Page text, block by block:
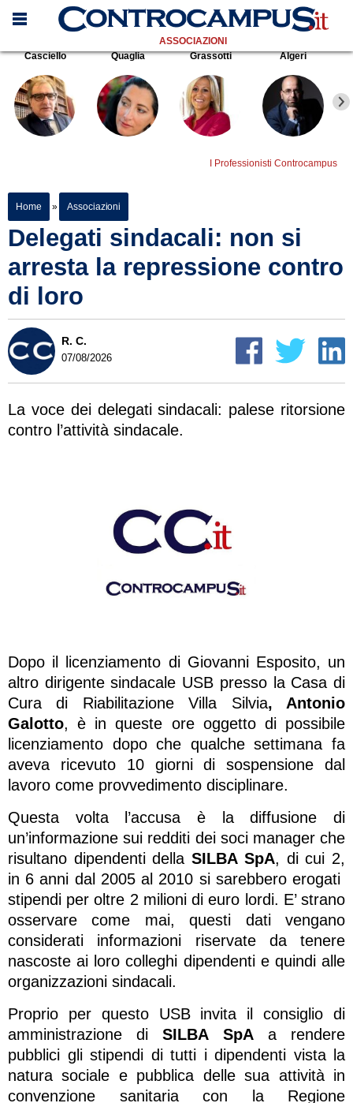
ASSOCIAZIONI
Casciello
Quaglia Grassotti Algeri
I Professionisti Controcampus
Home » Associazioni
Delegati sindacali: non si
arresta la repressione contro
di loro
R. C.
07/08/2026
La voce dei delegati sindacali: palese ritorsione
contro l’attività sindacale.
Dopo il licenziamento di Giovanni Esposito, un
altro dirigente sindacale USB presso la Casa di
Cura di Riabilitazione Villa Silvia, Antonio
Galotto, è in queste ore oggetto di possibile
licenziamento dopo che qualche settimana fa
aveva ricevuto 10 giorni di sospensione dal
lavoro come provvedimento disciplinare.
Questa volta l’accusa è la diffusione di
un’informazione sui redditi dei soci manager che
risultano dipendenti dellaSILBA SpA, di cui 2,
in 6 anni dal 2005 al 2010 si sarebbero erogati
stipendi per oltre 2 milioni di euro lordi. E’ strano
osservare come mai, questi dati vengano
considerati informazioni riservate da tenere
nascoste ai loro colleghi dipendenti e quindi alle
organizzazioni sindacali.
Proprio per questo USB invita il consiglio di
amministrazione diSILBA SpAa rendere
pubblici gli stipendi di tutti i dipendenti vista la
natura sociale e pubblica delle sua attività in
convenzione sanitaria con la Regione